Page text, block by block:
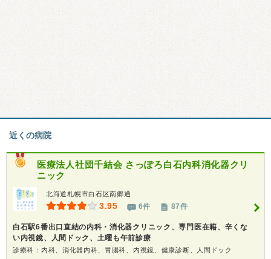
近くの病院
医療法人社団千結会 さっぽろ白石内科消化器クリ
ニック
北海道札幌市白石区南郷通
3.95 6件 87件
白石駅6番出口直結の内科・消化器クリニック、専門医在籍、辛くな
い内視鏡、人間ドック、土曜も午前診療
診療科：内科、消化器内科、胃腸科、内視鏡、健康診断、人間ドック